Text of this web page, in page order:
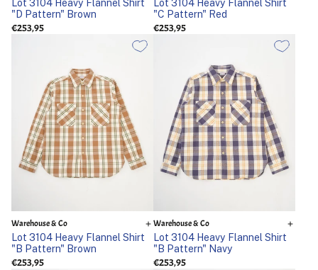
Lot 3104 Heavy Flannel Shirt
"D Pattern" Brown
€253,95
Lot 3104 Heavy Flannel Shirt
"C Pattern" Red
€253,95
Warehouse & Co
Lot 3104 Heavy Flannel Shirt
"B Pattern" Brown
€253,95
Warehouse & Co
Lot 3104 Heavy Flannel Shirt
"B Pattern" Navy
€253,95